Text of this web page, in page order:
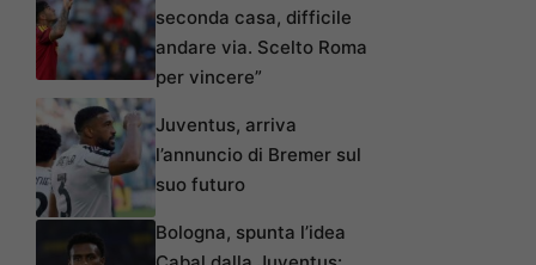
seconda casa, difficile
andare via. Scelto Roma
per vincere”
Juventus, arriva
l’annuncio di Bremer sul
suo futuro
Bologna, spunta l’idea